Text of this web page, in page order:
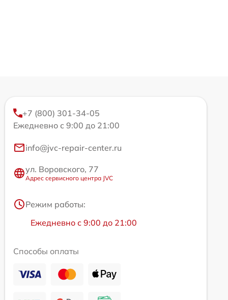
+7 (800) 301-34-05
Ежедневно с 9:00 до 21:00
info@jvc-repair-center.ru
ул. Воровского, 77
Адрес сервисного центра JVC
Режим работы:
Ежедневно с 9:00 до 21:00
Способы оплаты